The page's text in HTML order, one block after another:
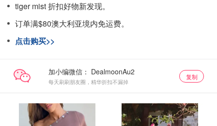
tiger mist 折扣好物新发现。
订单满$80澳大利亚境内免运费。
点击购买>>
加小编微信：
每天刷刷朋友圈，精华折扣不漏掉
复制